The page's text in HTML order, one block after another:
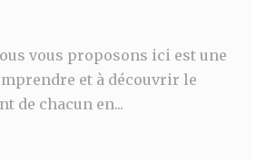
vous proposons ici est une
et à découvrir le
de chacun en...